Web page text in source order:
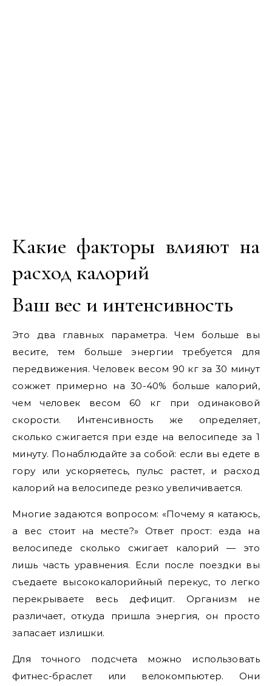
Какие факторы влияют на
расход калорий
Ваш вес и интенсивность
Это два главных параметра. Чем больше вы
весите, тем больше энергии требуется для
передвижения. Человек весом 90 кг за 30 минут
сожжет примерно на 30-40% больше калорий,
чем человек весом 60 кг при одинаковой
скорости. Интенсивность же определяет,
сколько сжигается при езде на велосипеде за 1
минуту. Понаблюдайте за собой: если вы едете в
гору или ускоряетесь, пульс растет, и расход
калорий на велосипеде резко увеличивается.
Многие задаются вопросом: «Почему я катаюсь,
а вес стоит на месте?» Ответ прост: езда на
велосипеде сколько сжигает калорий — это
лишь часть уравнения. Если после поездки вы
съедаете высококалорийный перекус, то легко
перекрываете весь дефицит. Организм не
различает, откуда пришла энергия, он просто
запасает излишки.
Для точного подсчета можно использовать
фитнес-браслет или велокомпьютер. Они